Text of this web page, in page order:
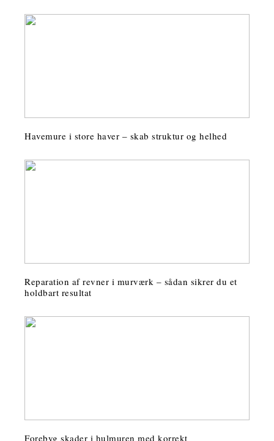
Havemure i store haver – skab struktur og helhed
Reparation af revner i murværk – sådan sikrer du et
holdbart resultat
Forebyg skader i hulmuren med korrekt